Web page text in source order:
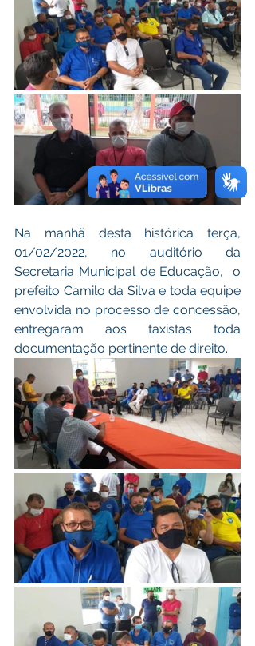
Na manhã desta histórica terça,
01/02/2022, no auditório da
Secretaria Municipal de Educação,  o
prefeito Camilo da Silva e toda equipe
envolvida no processo de concessão,
entregaram aos taxistas toda
documentação pertinente de direito.